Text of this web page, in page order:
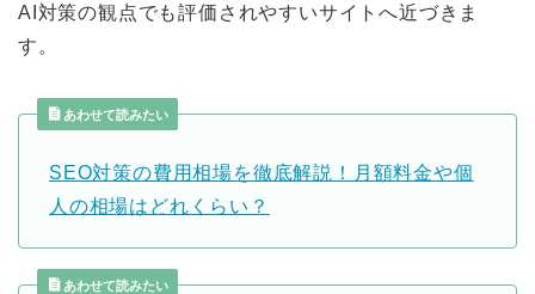
AI対策の観点でも評価されやすいサイトへ近づきま
す。
あわせて読みたい
SEO対策の費用相場を徹底解説！月額料金や個
人の相場はどれくらい？
あわせて読みたい